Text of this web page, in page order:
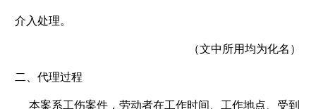
介入处理。
（文中所用均为化名）
二、代理过程
本案系工伤案件，劳动者在工作时间、工作地点、受到